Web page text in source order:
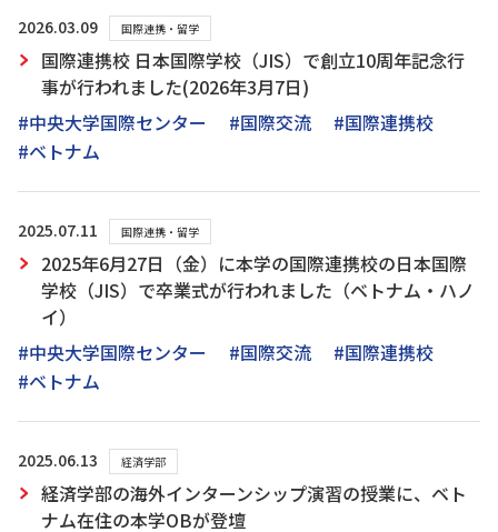
2026.03.09 国際連携・留学
国際連携校 日本国際学校（JIS）で創立10周年記念行
事が行われました(2026年3月7日)
#中央大学国際センター
#国際交流
#国際連携校
#ベトナム
2025.07.11 国際連携・留学
2025年6月27日（金）に本学の国際連携校の日本国際
学校（JIS）で卒業式が行われました（ベトナム・ハノ
イ）
#中央大学国際センター
#国際交流
#国際連携校
#ベトナム
2025.06.13 経済学部
経済学部の海外インターンシップ演習の授業に、ベト
ナム在住の本学OBが登壇